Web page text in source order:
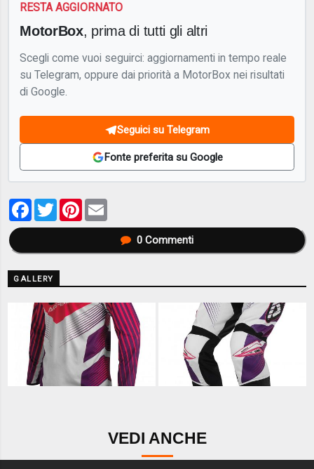
RESTA AGGIORNATO
MotorBox, prima di tutti gli altri
Scegli come vuoi seguirci: aggiornamenti in tempo reale
su Telegram, oppure dai priorità a MotorBox nei risultati
di Google.
Seguici su Telegram
Fonte preferita su Google
Facebook
TwitterPinterest
0Commenti
GALLERY
VEDI ANCHE